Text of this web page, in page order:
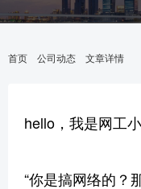
首页 公司动态 文章详情
hello，我是网工小
“你是搞网络的？